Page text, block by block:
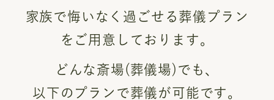
家族で悔いなく過ごせる葬儀プラン
をご用意しております。
どんな斎場(葬儀場)でも、
以下のプランで葬儀が可能です。